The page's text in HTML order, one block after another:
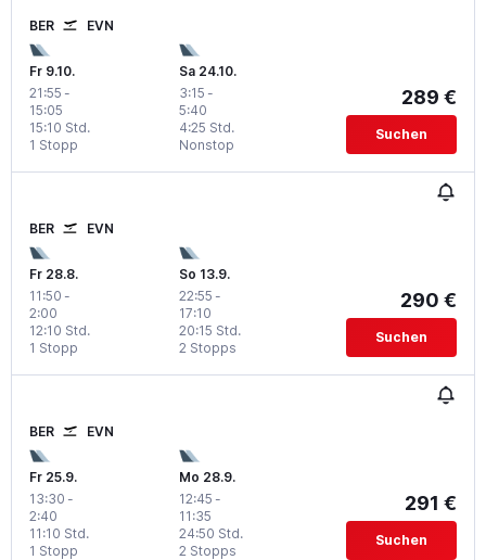
BER EVN
Fr 9.10.
21:55 -
15:05
1 Stopp
15:10 Std.
Sa 24.10.
3:15 -
5:40
Nonstop
4:25 Std.
289 €
Suchen
BER EVN
Fr 28.8.
11:50 -
2:00
1 Stopp
12:10 Std.
So 13.9.
22:55 -
17:10
2 Stopps
20:15 Std.
290 €
Suchen
BER EVN
Fr 25.9.
13:30 -
2:40
1 Stopp
11:10 Std.
Mo 28.9.
12:45 -
11:35
2 Stopps
24:50 Std.
291 €
Suchen